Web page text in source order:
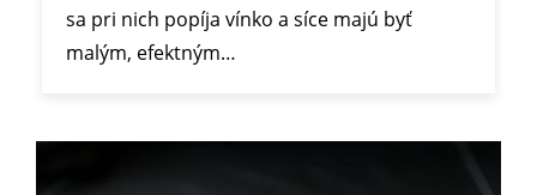
sa pri nich popíja vínko a síce majú byť
malým, efektným…